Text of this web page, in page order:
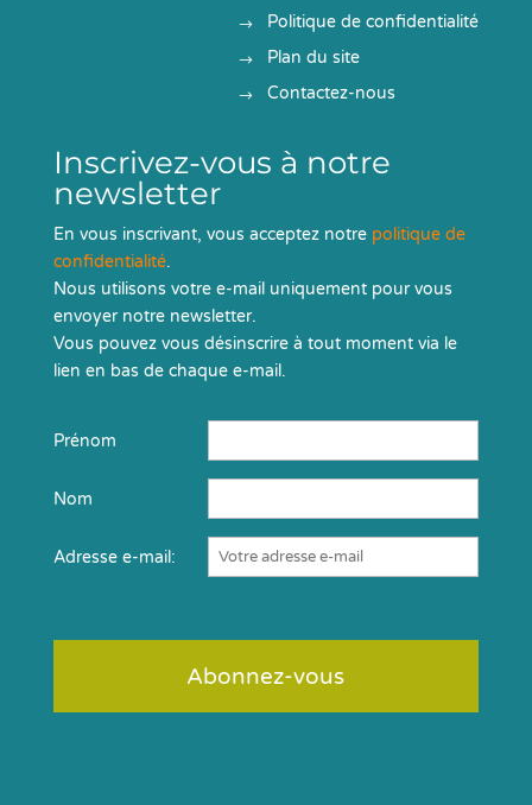
Politique de confidentialité
Plan du site
Contactez-nous
Inscrivez-vous à notre
newsletter
En vous inscrivant, vous acceptez notre politique de
confidentialité.
Nous utilisons votre e-mail uniquement pour vous
envoyer notre newsletter.
Vous pouvez vous désinscrire à tout moment via le
lien en bas de chaque e-mail.
Prénom
Nom
Adresse e-mail: